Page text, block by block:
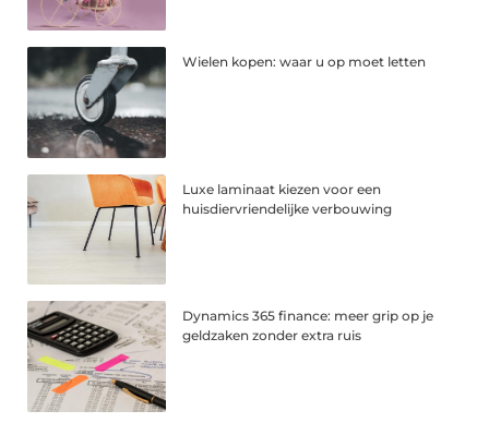
Wielen kopen: waar u op moet letten
Luxe laminaat kiezen voor een
huisdiervriendelijke verbouwing
Dynamics 365 finance: meer grip op je
geldzaken zonder extra ruis